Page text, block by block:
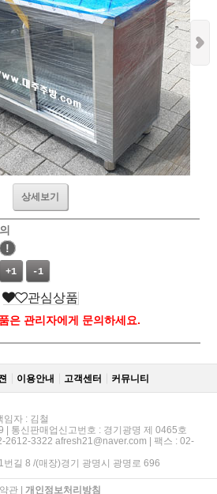
상세보기
!
+1 -1
관심상품
은 관리자에게 문의하세요.
이용안내 고객센터 커뮤니티
임자 : 김철
| 통신판매업신고번호 : 경기광명 제 0465호
2612-3322 afresh21@naver.com | 팩스 : 02-
길 8 /(매장)경기 광명시 광명로 696
관| 개인정보처리방침